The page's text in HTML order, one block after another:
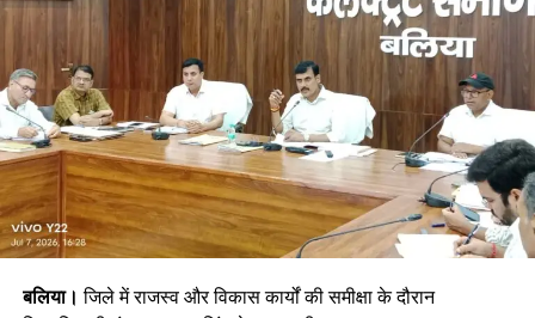
बलिया। जिले में राजस्व और विकास कार्यों की समीक्षा के दौरान